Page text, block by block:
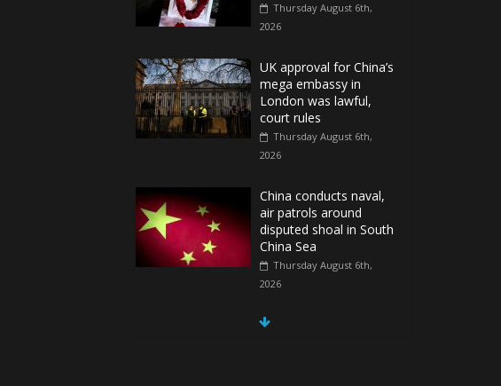
Thursday August 6th,
2026
UK approval for China’s
mega embassy in
London was lawful,
court rules
Thursday August 6th,
2026
China conducts naval,
air patrols around
disputed shoal in South
China Sea
Thursday August 6th,
2026
Spain Regains Control